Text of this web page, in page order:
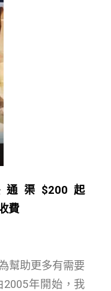
渠$200起
費
幫助更多有需要
年開始，我